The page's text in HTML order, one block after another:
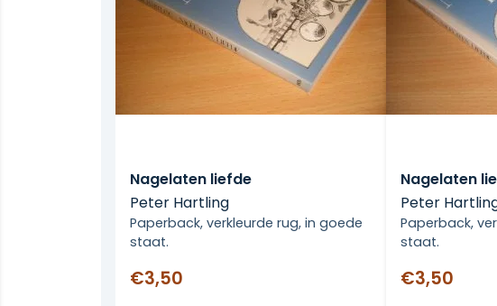
Nagelaten liefde
Peter Hartling
Paperback, verkleurde rug, in goede
staat.
€3,50
Nagelaten
Peter
Paperback,
staat.
€3,50